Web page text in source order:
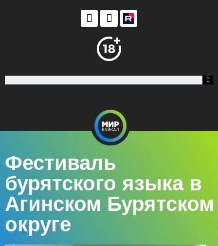
Фестиваль
бурятского языка в
Агинском Бурятском
округе